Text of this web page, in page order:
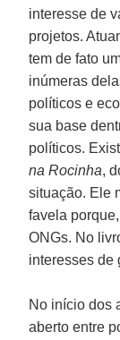
interesse de
projetos.
tem de fato
inúmeras
políticos e
sua base
políticos.
na Rocinha,
situação. Ele
favela
ONGs. No
interesses de
No início dos
aberto entre